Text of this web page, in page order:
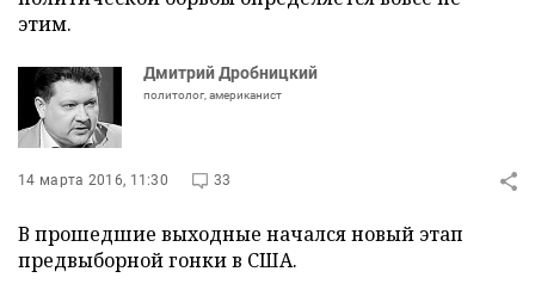
этим.
Дмитрий Дробницкий
политолог, американист
14 марта 2016, 11:30 33
В прошедшие выходные начался новый этап
предвыборной гонки в США.